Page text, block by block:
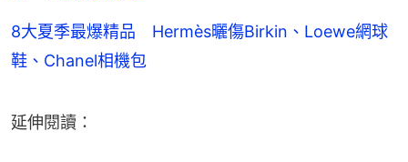
8大夏季最爆精品 Hermès曬傷Birkin、Loewe網球
鞋、Chanel相機包
延伸閱讀：